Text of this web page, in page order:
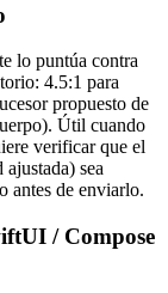
lo puntúa contra
4.5:1 para
propuesto de
Útil cuando
verificar que el
sea
antes de enviarlo.
/ Compose